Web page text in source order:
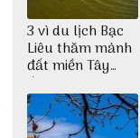
3 vì du lịch Bạc
Liêu thăm mảnh
đất miền Tây
đang ngày càng
hiện đại